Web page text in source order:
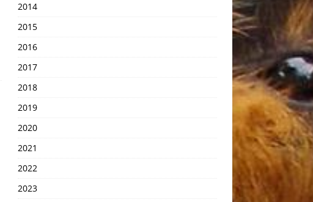
2014
2015
2016
2017
2018
2019
2020
2021
2022
2023